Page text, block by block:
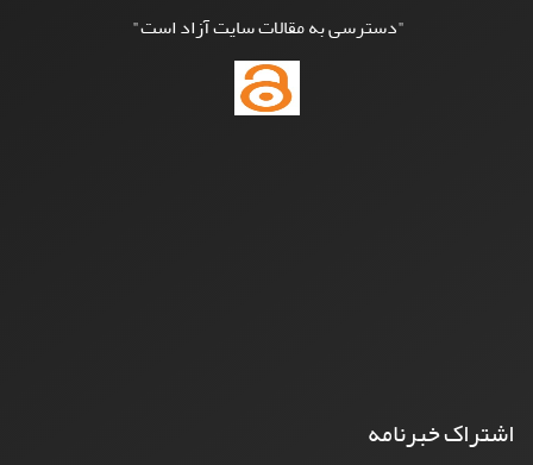
"دسترسی به مقالات سایت آزاد است"
اشتراک خبرنامه